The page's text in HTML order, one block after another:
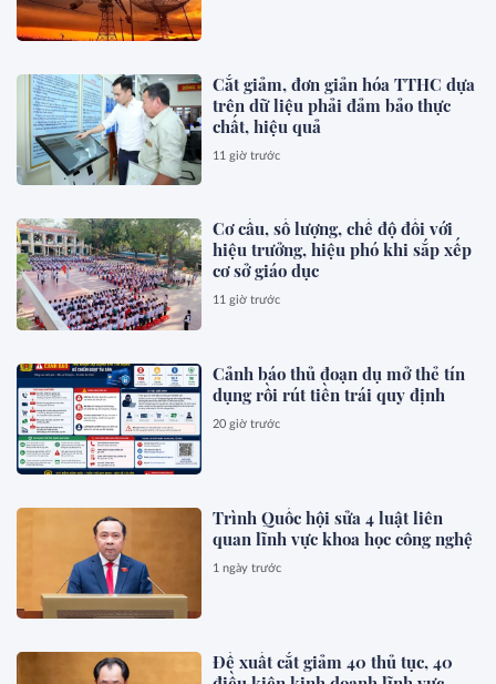
Cắt giảm, đơn giản hóa TTHC dựa
trên dữ liệu phải đảm bảo thực
chất, hiệu quả
11 giờ trước
Cơ cấu, số lượng, chế độ đối với
hiệu trưởng, hiệu phó khi sắp xếp
cơ sở giáo dục
11 giờ trước
Cảnh báo thủ đoạn dụ mở thẻ tín
dụng rồi rút tiền trái quy định
20 giờ trước
Trình Quốc hội sửa 4 luật liên
quan lĩnh vực khoa học công nghệ
1 ngày trước
Đề xuất cắt giảm 40 thủ tục, 40